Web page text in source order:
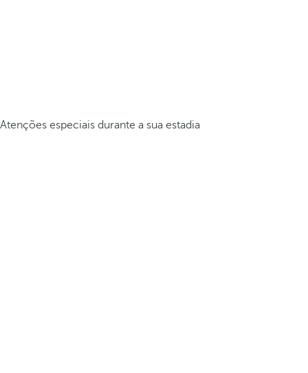
Atenções especiais durante a sua estadia